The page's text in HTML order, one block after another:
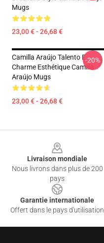
Mugs
23,00 € - 26,68 €
Camilla Araújo Talento E
Charme Esthétique Camilla
Araújo Mugs
23,00 € - 26,68 €
-20%
Livraison mondiale
Nous livrons dans plus de 200
pays
Garantie internationale
Offert dans le pays d'utilisation